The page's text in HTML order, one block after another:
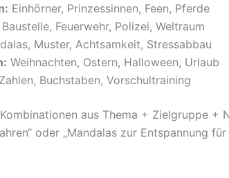
Einhörner, Prinzessinnen, Feen, Pferde
Baustelle, Feuerwehr, Polizei, Weltraum
Muster, Achtsamkeit, Stressabbau
Weihnachten, Ostern, Halloween, Urlaub
Zahlen, Buchstaben, Vorschultraining
aus Thema + Zielgruppe +
oder „Mandalas zur Entspannung für